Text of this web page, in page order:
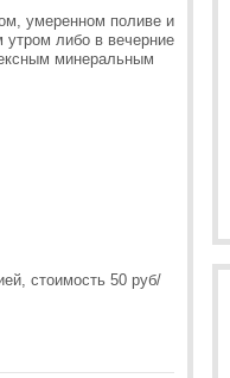
умеренном поливе и
либо в вечерние
минеральным
стоимость 50 руб/